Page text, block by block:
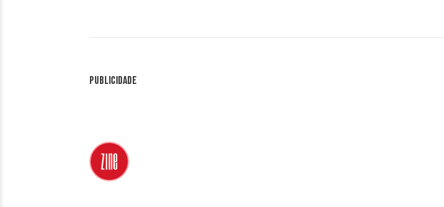
Publicidade